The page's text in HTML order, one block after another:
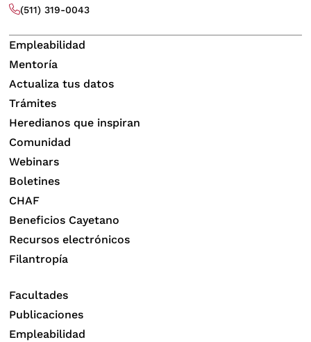
(511) 319-0043
Empleabilidad
Mentoría
Actualiza tus datos
Trámites
Heredianos que inspiran
Comunidad
Webinars
Boletines
CHAF
Beneficios Cayetano
Recursos electrónicos
Filantropía
Facultades
Publicaciones
Empleabilidad